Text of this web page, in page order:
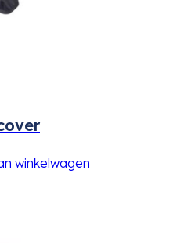
winkelwagen